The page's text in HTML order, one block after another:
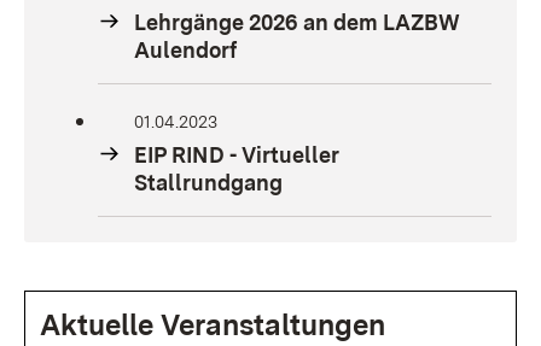
Lehrgänge 2026 an dem LAZBW
Aulendorf
01.04.2023
EIP RIND - Virtueller
Stallrundgang
Aktuelle Veranstaltungen